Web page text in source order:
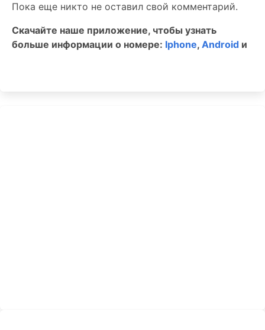
Пока еще никто не оставил свой комментарий.
Скачайте наше приложение, чтобы узнать
больше информации о номере: Iphone, Android и